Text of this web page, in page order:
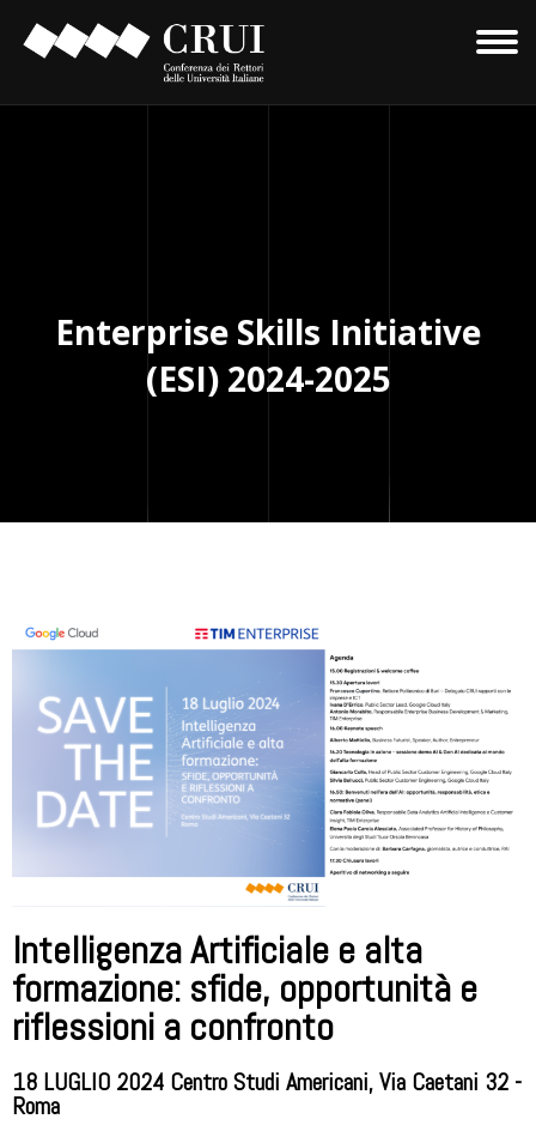
Enterprise Skills Initiative
(ESI) 2024-2025
Intelligenza Artificiale e alta
formazione: sfide, opportunità e
riflessioni a confronto
18 LUGLIO 2024 Centro Studi Americani, Via Caetani 32 -
Roma